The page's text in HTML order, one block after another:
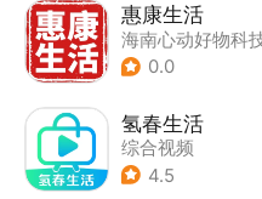
惠康生活
0.0
氢春生活
综合视频
4.5